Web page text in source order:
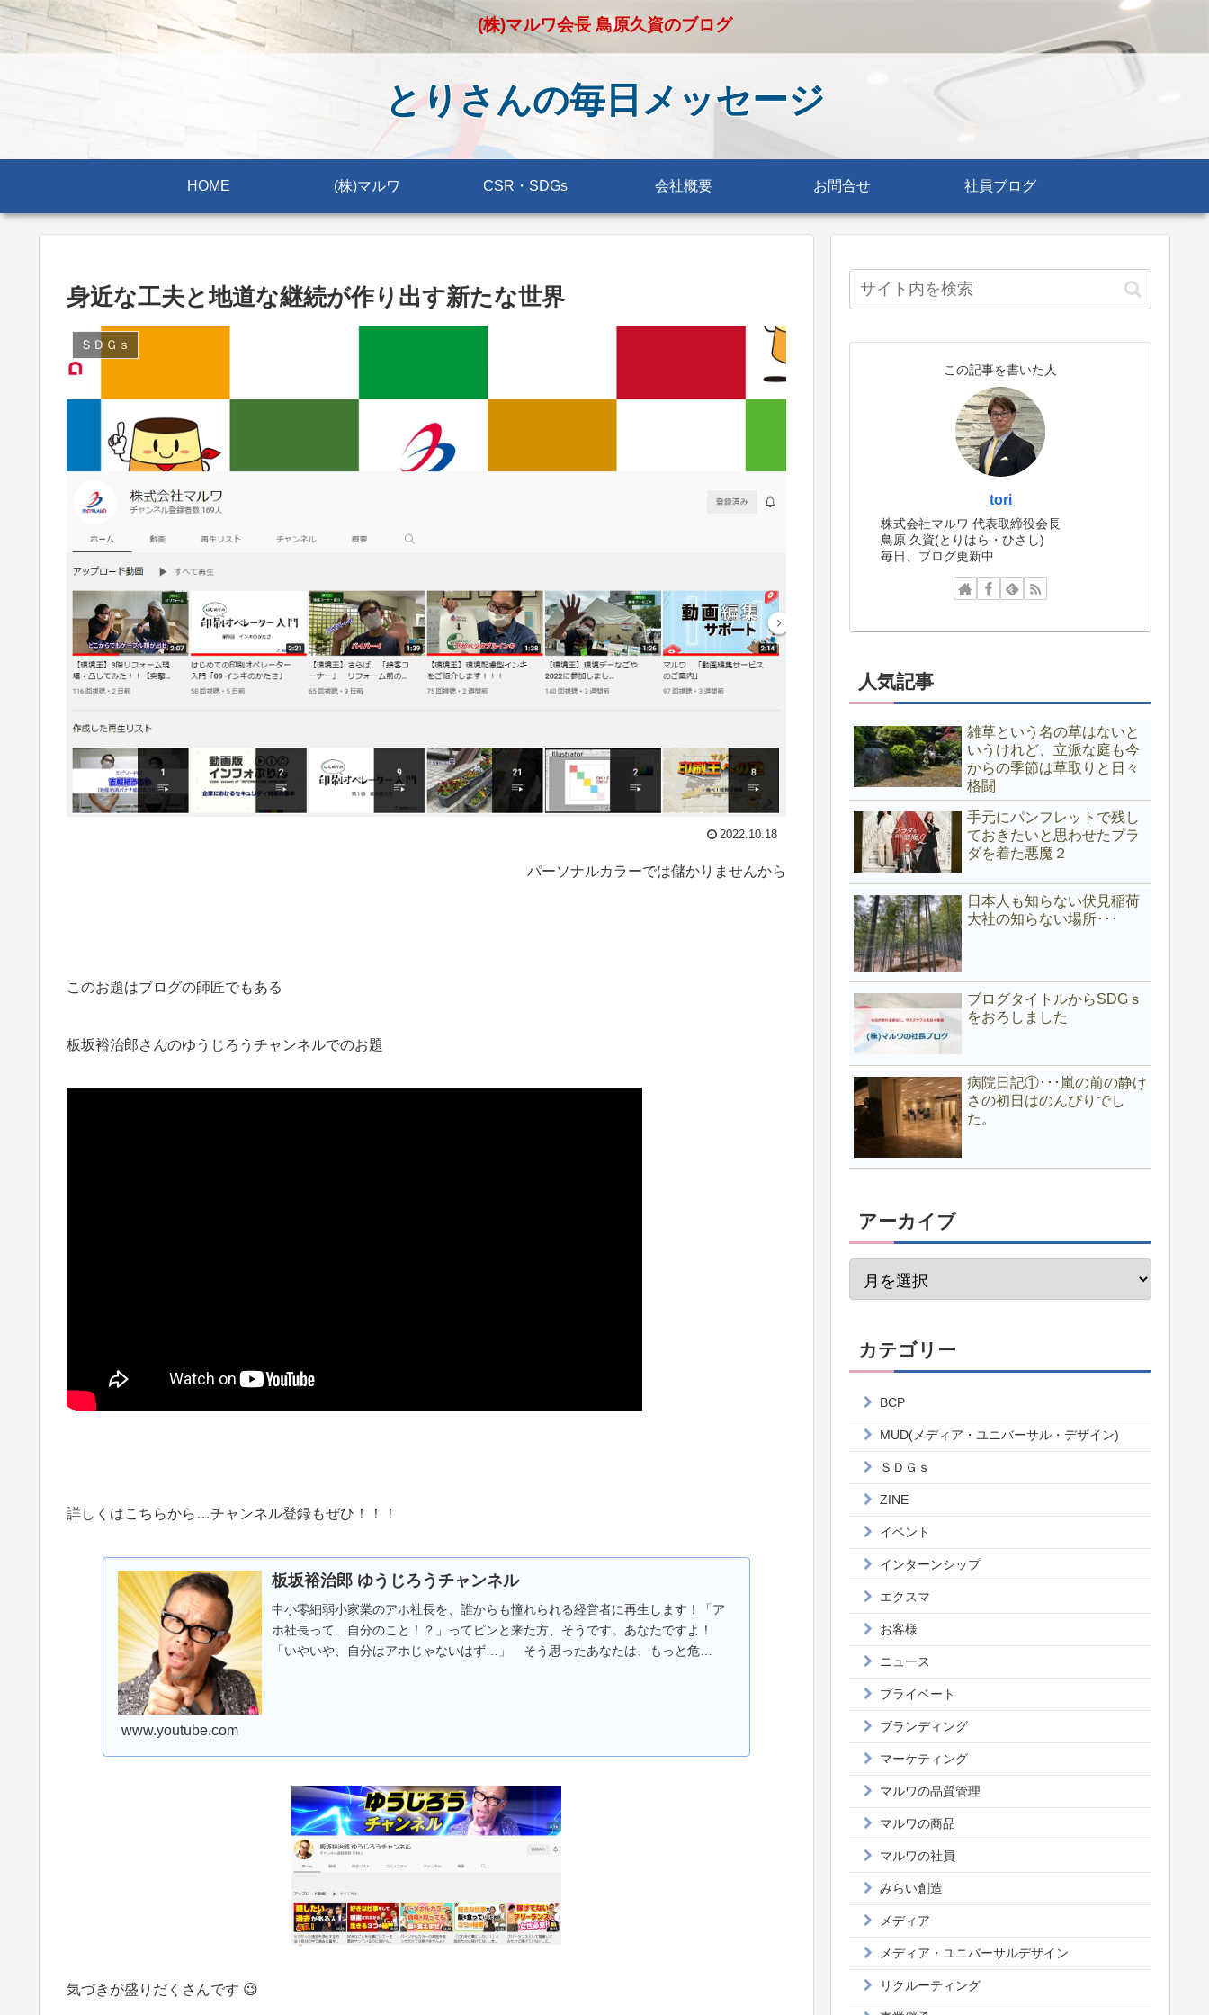
(株)マルワ会長 鳥原久資のブログ
とりさんの毎日メッセージ
HOME (株)マルワ CSR・SDGs 会社概要 お問合せ 社員ブログ
身近な工夫と地道な継続が作り出す新たな世界
ＳＤＧｓ
2022.10.18
パーソナルカラーでは儲かりませんから
このお題はブログの師匠でもある
板坂裕治郎さんのゆうじろうチャンネルでのお題
詳しくはこちらから…チャンネル登録もぜひ！！！
板坂裕治郎 ゆうじろうチャンネル
中小零細弱小家業のアホ社長を、誰からも憧れられる経営者に再生します！「ア
ホ社長って…自分のこと！？」ってピンと来た方、そうです。あなたですよ！
「いやいや、自分はアホじゃないはず…」 そう思ったあなたは、もっと危
www.youtube.com
気づきが盛りだくさんです 😉
この記事を書いた人
tori
株式会社マルワ 代表取締役会長
鳥原 久資(とりはら・ひさし)
毎日、ブログ更新中
人気記事
雑草という名の草はないと
いうけれど、立派な庭も今
からの季節は草取りと日々
格闘
手元にパンフレットで残し
ておきたいと思わせたプラ
ダを着た悪魔２
日本人も知らない伏見稲荷
大社の知らない場所･･･
ブログタイトルからSDGｓ
をおろしました
病院日記①･･･嵐の前の静け
さの初日はのんびりでし
た。
アーカイブ
カテゴリー
BCP
MUD(メディア・ユニバーサル・デザイン)
ＳＤＧｓ
ZINE
イベント
インターンシップ
エクスマ
お客様
ニュース
プライベート
ブランディング
マーケティング
マルワの品質管理
マルワの商品
マルワの社員
みらい創造
メディア
メディア・ユニバーサルデザイン
リクルーティング